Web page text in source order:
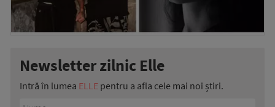
Newsletter zilnic Elle
Intră în lumea ELLE pentru a afla cele mai noi știri.